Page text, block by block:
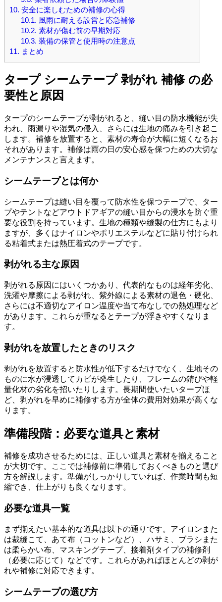
10. 安全に楽しむための補修の心得
10.1. 風雨に耐える設営と応急補修
10.2. 素材が傷む前の早期対応
10.3. 装備の保管と使用時の注意点
11. まとめ
タープ シームテープ 剥がれ 補修 の必
要性と原因
タープのシームテープが剥がれると、縫い目の防水機能が失
われ、雨漏りや湿気の侵入、さらには生地の痛みを引き起こ
します。補修を放置すると、素材の寿命が大幅に短くなるお
それがあります。補修は雨の日の安心感を保つための大切な
メンテナンスと言えます。
シームテープとは何か
シームテープは縫い目を覆って防水性を保つテープで、ター
プやテントなどアウトドアギアの縫い目からの浸水を防ぐ重
要な役割を持っています。生地の種類や縫製の仕方にもより
ますが、多くはナイロンやポリエステルなどに貼り付けられ
る粘着式または熱圧着式のテープです。
剥がれる主な原因
剥がれる原因にはいくつかあり、代表的なものは経年劣化、
洗濯や摩擦による剥がれ、紫外線による素材の退色・硬化、
さらには不適切なアイロン温度や当て布なしでの熱処理など
があります。これらが重なるとテープが浮きやすくなりま
す。
剥がれを放置したときのリスク
剥がれを放置すると防水性が低下するだけでなく、生地その
ものに水が浸透してカビが発生したり、フレームの錆びや軽
量化材の劣化を招いたりします。長期間使いたいタープほ
ど、剥がれを早めに補修する方が全体の費用対効果が高くな
ります。
準備段階：必要な道具と素材
補修を成功させるためには、正しい道具と素材を揃えること
が大切です。ここでは補修前に準備しておくべきものと選び
方を解説します。準備がしっかりしていれば、作業時間も短
縮でき、仕上がりも良くなります。
必要な道具一覧
まず揃えたい基本的な道具は以下の通りです。アイロンまた
は裁縫こて、あて布（コットンなど）、ハサミ、ブラシまた
は柔らかい布、マスキングテープ、接着剤タイプの補修剤
（必要に応じて）などです。これらがあればほとんどの剥が
れや補修に対応できます。
シームテープの選び方